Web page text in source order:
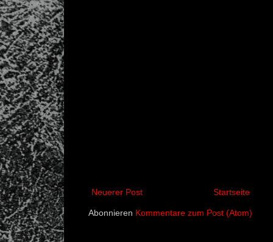
Neuerer Post Startseite
Abonnieren Kommentare zum Post (Atom)